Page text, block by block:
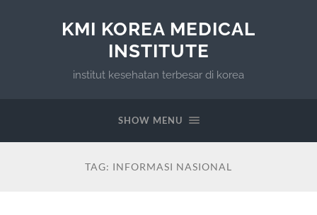
KMI KOREA MEDICAL
INSTITUTE
institut kesehatan terbesar di korea
SHOW MENU
TAG: INFORMASI NASIONAL